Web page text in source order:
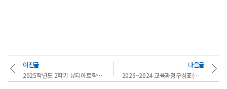
이전글
2025학년도 2학기 뷰티아트학과 강의시간표, 2025~2026학년도 교육과정구성표 (뷰티아트학과)
다음글
2023~2024 교육과정구성표(피부미용과)